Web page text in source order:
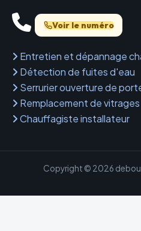
Voir le numéro
Entretien et dépannage
Détection de fuites d'eau
Serrurier ouverture de
Remplacement de vitrages
Chauffagiste installateur
Copyright © 2026